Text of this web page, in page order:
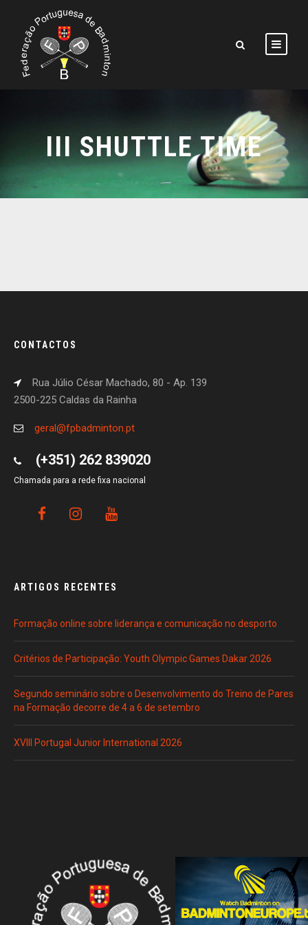
III SHUTTLE TIME
CONTACTOS
Rua Júlio César Machado, 80 - Ap. 139
2500-225 Caldas da Rainha
geral@fpbadminton.pt
(+351) 262 839020
Chamada para a rede fixa nacional
ARTIGOS RECENTES
Formação online sobre liderança e comunicação no desporto
Critérios de Participação: Youth Olympic Games Dakar 2026
Segundo seminário sobre o Desenvolvimento do Treino de Pares
na Formação decorre de 4 a 6 de setembro
XVIII Portugal Junior International 2026